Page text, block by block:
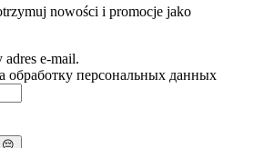
nowości i promocje jako
adres e-mail.
обработку персональных данных